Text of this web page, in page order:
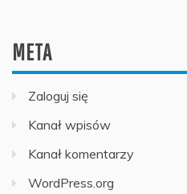
META
Zaloguj się
Kanał wpisów
Kanał komentarzy
WordPress.org